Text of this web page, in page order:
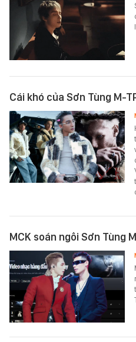
Cái khó của Sơn Tùng M-
MCK soán ngôi Sơn Tùng